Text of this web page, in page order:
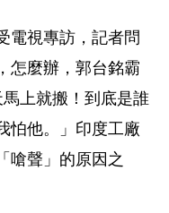
電視專訪，記者問
怎麼辦，郭台銘霸
上就搬！到底是誰
怕他。」印度工廠
嗆聲」的原因之